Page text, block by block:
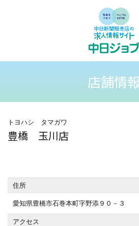
店舗情報
トヨハシ タマガワ
豊橋 玉川店
住所
愛知県豊橋市石巻本町字野添９０－３
アクセス